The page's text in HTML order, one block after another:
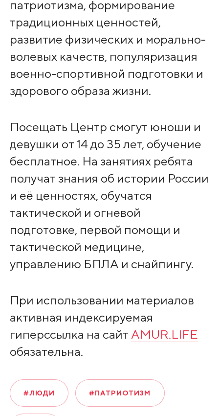
патриотизма, формирование
традиционных ценностей,
развитие физических и морально-
волевых качеств, популяризация
военно-спортивной подготовки и
здорового образа жизни.
Посещать Центр смогут юноши и
девушки от 14 до 35 лет, обучение
бесплатное. На занятиях ребята
получат знания об истории России
и её ценностях, обучатся
тактической и огневой
подготовке, первой помощи и
тактической медицине,
управлению БПЛА и снайпингу.
При использовании материалов
активная индексируемая
гиперссылка на сайт AMUR.LIFE
обязательна.
#ЛЮДИ #ПАТРИОТИЗМ